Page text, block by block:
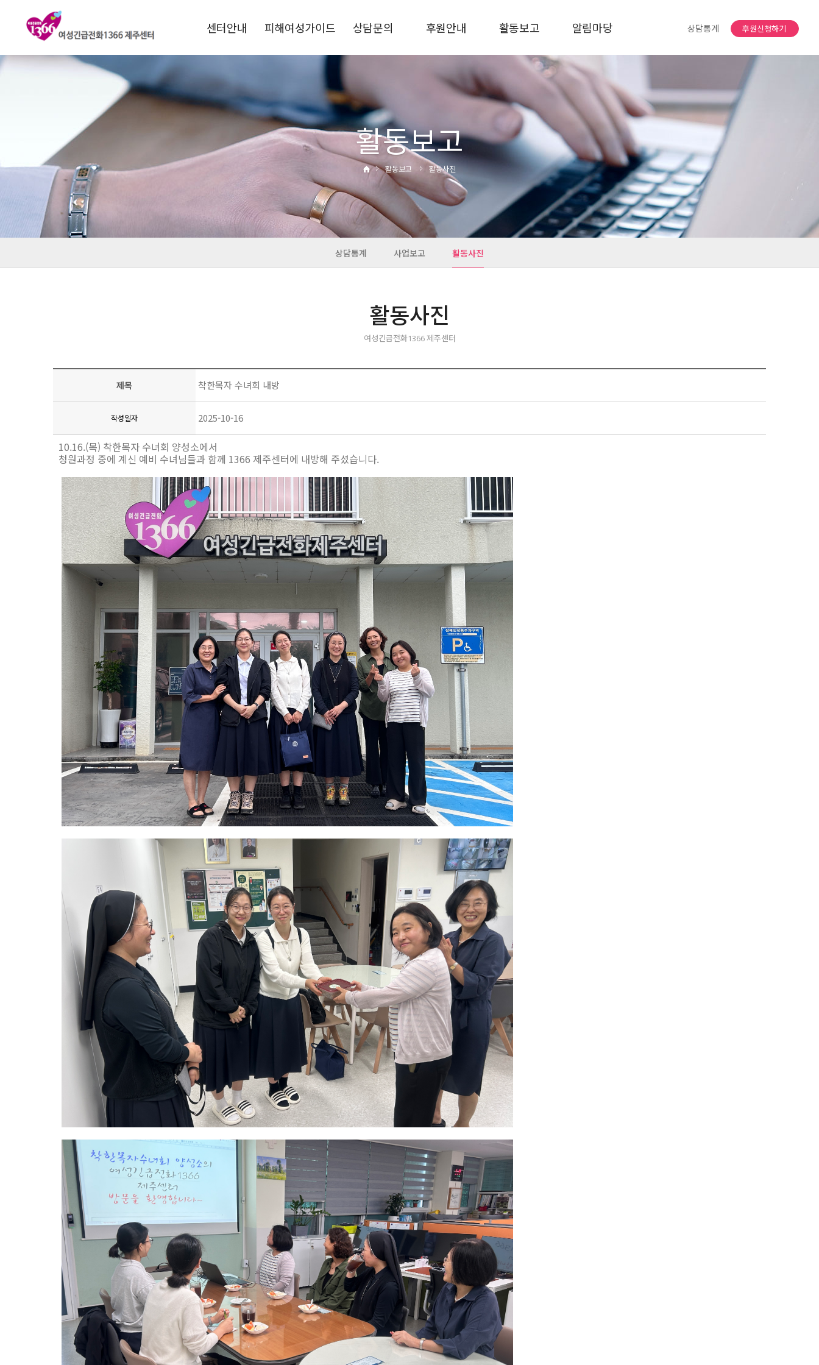
상담통계 후원신청하기
센터안내
1366소개
운영목적
연혁
비전 및 핵심과제
전국1366현황
찾아오시는길
피해여성가이드
교제폭력
성폭력·성희롱
성매매·성착취
디지털성범죄
관련기관
상담문의
비공개상담
자주하는질문
후원안내
후원신청
후원금사용결과
활동보고
상담통계
사업보고
활동사진
알림마당
공지사항
자유게시판
소식지
활동보고
활동보고 활동사진
상담통계 사업보고 활동사진
활동사진
여성긴급전화1366 제주센터
제목 착한목자 수녀회 내방
작성일자 2025-10-16
10.16.(목) 착한목자 수녀회 양성소에서
청원과정 중에 계신 예비 수녀님들과 함께 1366 제주센터에 내방해 주셨습니다.